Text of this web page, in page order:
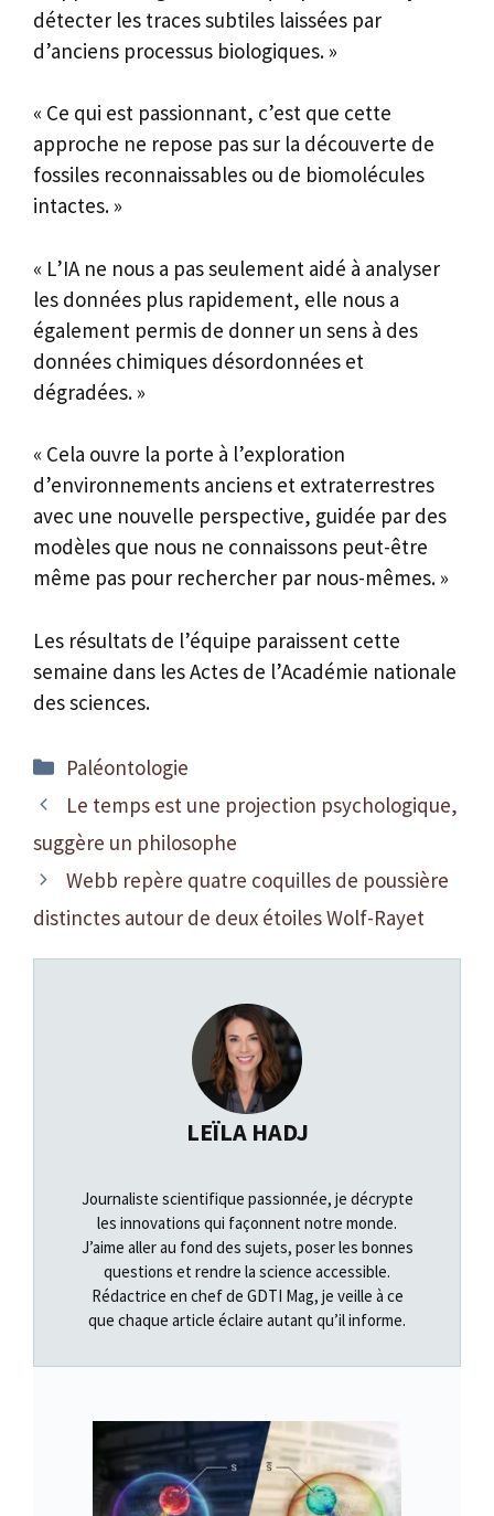
détecter les traces subtiles laissées par
d’anciens processus biologiques. »
« Ce qui est passionnant, c’est que cette
approche ne repose pas sur la découverte de
fossiles reconnaissables ou de biomolécules
intactes. »
« L’IA ne nous a pas seulement aidé à analyser
les données plus rapidement, elle nous a
également permis de donner un sens à des
données chimiques désordonnées et
dégradées. »
« Cela ouvre la porte à l’exploration
d’environnements anciens et extraterrestres
avec une nouvelle perspective, guidée par des
modèles que nous ne connaissons peut-être
même pas pour rechercher par nous-mêmes. »
Les résultats de l’équipe paraissent cette
semaine dans les Actes de l’Académie nationale
des sciences.
Catégories
Paléontologie
Le temps est une projection psychologique,
suggère un philosophe
Webb repère quatre coquilles de poussière
distinctes autour de deux étoiles Wolf-Rayet
LEÏLA HADJ
Journaliste scientifique passionnée, je décrypte
les innovations qui façonnent notre monde.
J’aime aller au fond des sujets, poser les bonnes
questions et rendre la science accessible.
Rédactrice en chef de GDTI Mag, je veille à ce
que chaque article éclaire autant qu’il informe.